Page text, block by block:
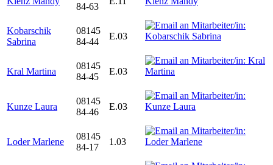
84-63
Kobarschik
Sabrina
08145
84-44
E.03
Kral Martina
08145
84-45
E.03
Kunze Laura
08145
84-46
E.03
Loder Marlene
08145
84-17
1.03